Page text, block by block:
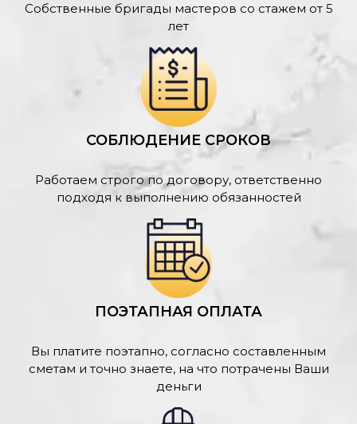
Собственные бригады мастеров со стажем от 5
лет
СОБЛЮДЕНИЕ СРОКОВ
Работаем строго по договору, ответственно
подходя к выполнению обязанностей
ПОЭТАПНАЯ ОПЛАТА
Вы платите поэтапно, согласно составленным
сметам и точно знаете, на что потрачены Ваши
деньги